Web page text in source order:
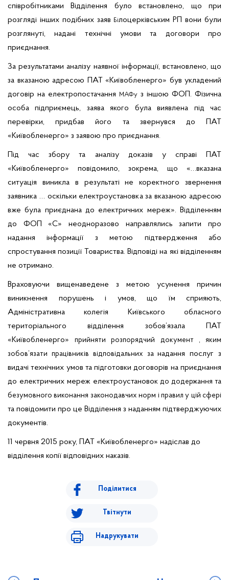
співробітниками Відділення було встановлено, що при
розгляді інших подібних заяв
Білоцерківським РП вони були
розглянуті, надані технічні умови та договори про
приєднання.
За результатами аналізу наявної інформації, встановлено, що
за вказаною адресою ПАТ «Київобленерго» був укладений
договір на електропостачання
МАФу з іншою ФОП. Фізична
особа підприємець, заява якого була виявлена під час
перевірки, придбав його та звернувся до ПАТ
«Київобленерго» з заявою про приєднання.
Під час збору та аналізу доказів у справі ПАТ
«Київобленерго» повідомило, зокрема, що «…вказана
ситуація виникла в результаті не коректного звернення
заявника … оскільки електроустановка за вказаною адресою
вже була приєднана до електричних мереж». Відділенням
до ФОП «С» неодноразово направлялись запити про
надання інформації з метою підтвердження або
спростування позиції Товариства. Відповіді на які відділенням
не отримано.
Враховуючи вищенаведене з метою усунення причин
виникнення порушень і умов, що їм сприяють,
Адміністративна колегія Київського обласного
територіального відділення зобов’язала ПАТ
«Київобленерго»прийняти розпорядчий документ , яким
зобов’язати працівників відповідальних занадання послуг з
видачі технічних умов та підготовки договорів на приєднання
до електричних мереж електроустановокдо додержання та
безумовного виконання законодавчих норм і правил у цій сфері
та повідомити про це Відділення з наданням підтверджуючих
документів.
11 червня 2015 року,
ПАТ «Київобленерго» надіслав до
відділення копії відповідних наказів.
Поділитися
Твітнути
Надрукувати